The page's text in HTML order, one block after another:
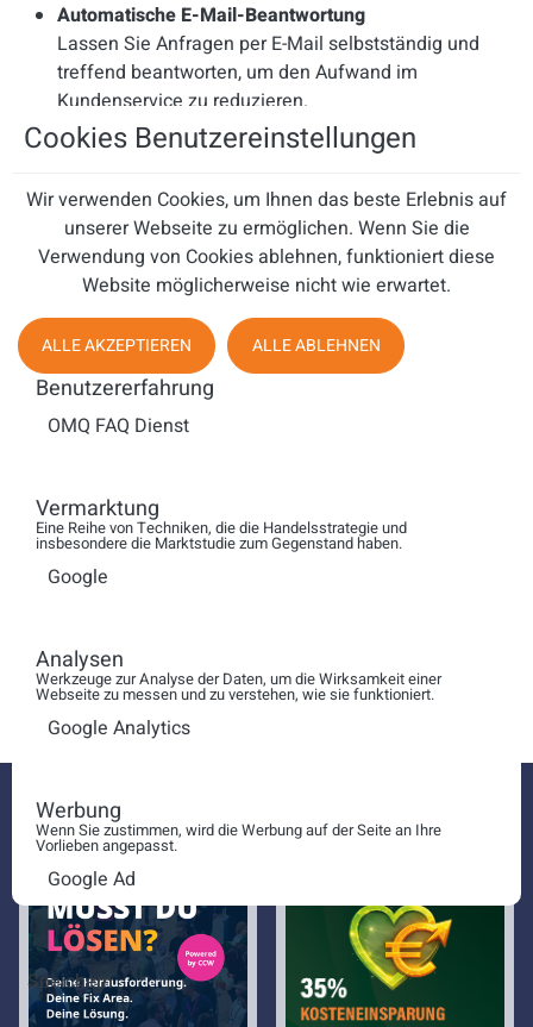
Automatische E-Mail-Beantwortung
Lassen Sie Anfragen per E-Mail selbstständig und
treffend beantworten, um den Aufwand im
Kundenservice zu reduzieren.
Unterstützung für Ticket-Systeme
Ihre Mitarbeiter im Kundendienst spürbar entlasten.
Unsere Lösungen lassen sich problemlos in bestehende
Systeme einbinden und ermöglichen eine erhebliche
Einsparung von Zeit und Kosten. Gleichzeitig verbessert
sich die Servicequalität, da Kunden schneller und gezielter
Antworten erhalten.
DieSchottler & Simon GmbH
begleitet Sie von der Planung bis zur Einführung.
Überzeugen Sie sich selbst:
Gerne stellen wir Ihnen unsere Lösungen in einer
kostenfreien Online-Demonstration
➡️https://calendar.app.google/3R1nuDDJDKAecAqMA
Cookies Benutzereinstellungen
Wir verwenden Cookies, um Ihnen das beste Erlebnis auf
unserer Webseite zu ermöglichen. Wenn Sie die
Verwendung von Cookies ablehnen, funktioniert diese
Website möglicherweise nicht wie erwartet.
ALLE AKZEPTIEREN ALLE ABLEHNEN
Benutzererfahrung
OMQ FAQ Dienst
Vermarktung
Eine Reihe von Techniken, die die Handelsstrategie und
insbesondere die Marktstudie zum Gegenstand haben.
Google
Analysen
Werkzeuge zur Analyse der Daten, um die Wirksamkeit einer
Webseite zu messen und zu verstehen, wie sie funktioniert.
Google Analytics
Werbung
Wenn Sie zustimmen, wird die Werbung auf der Seite an Ihre
Vorlieben angepasst.
Google Ad
Speichern